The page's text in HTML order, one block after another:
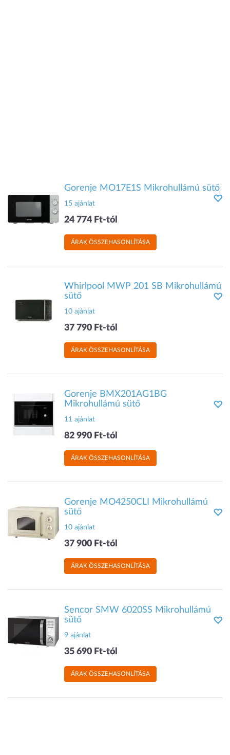
Gorenje MO17E1S Mikrohullámú sütő
15 ajánlat
24 774 Ft-tól
ÁRAK ÖSSZEHASONLÍTÁSA
Whirlpool MWP 201 SB Mikrohullámú
sütő
10 ajánlat
37 790 Ft-tól
ÁRAK ÖSSZEHASONLÍTÁSA
Gorenje BMX201AG1BG
Mikrohullámú sütő
11 ajánlat
82 990 Ft-tól
ÁRAK ÖSSZEHASONLÍTÁSA
Gorenje MO4250CLI Mikrohullámú
sütő
10 ajánlat
37 900 Ft-tól
ÁRAK ÖSSZEHASONLÍTÁSA
Sencor SMW 6020SS Mikrohullámú
sütő
9 ajánlat
35 690 Ft-tól
ÁRAK ÖSSZEHASONLÍTÁSA